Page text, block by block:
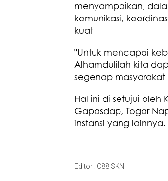
menyampaikan,
komunikasi,
kuat
"Untuk mencapai
Alhamdulilah kita
segenap
Hal ini di setujui oleh
Gapasdap, Togar
instansi yang lainnya.
Editor : C88 SKN